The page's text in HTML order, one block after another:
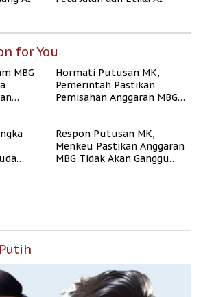
for You
MBG
Hormati Putusan MK,
Pemerintah Pastikan
Pemisahan Anggaran MBG
Respon Putusan MK,
Menkeu Pastikan Anggaran
MBG Tidak Akan Ganggu